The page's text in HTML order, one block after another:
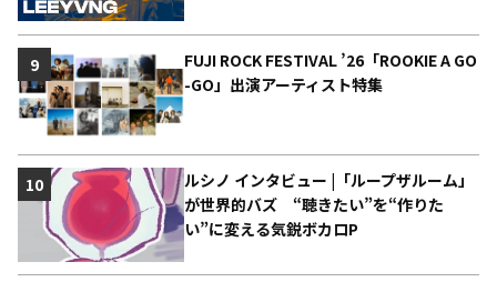
FUJI ROCK FESTIVAL ’26「ROOKIE A GO
-GO」出演アーティスト特集
9
ルシノ インタビュー |「ループザルーム」
が世界的バズ “聴きたい”を“作りた
い”に変える気鋭ボカロP
10